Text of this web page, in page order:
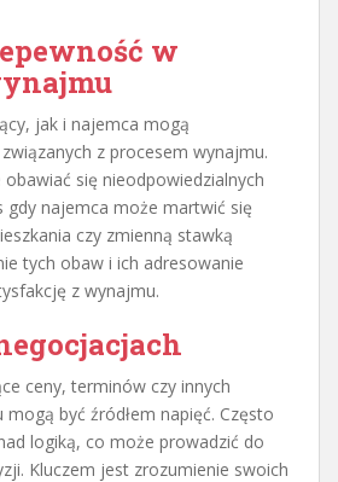
w
jak i najemca mogą
z procesem wynajmu.
się nieodpowiedzialnych
gdy najemca może martwić się
czy zmienną stawką
tych obaw i ich adresowanie
z wynajmu.
ceny, terminów czy innych
być źródłem napięć. Często
logiką, co może prowadzić do
Kluczem jest zrozumienie swoich